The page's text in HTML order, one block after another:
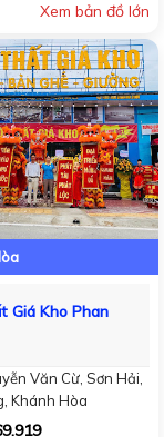
Xem bản đồ lớn
Giá Kho Phan
Văn Cừ, Sơn Hải,
Khánh Hòa